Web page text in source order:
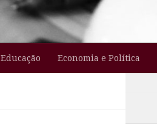
Educação Economia e Política